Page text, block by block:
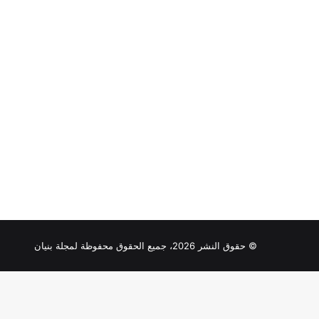
© حقوق النشر 2026، جميع الحقوق محفوظة لمجلة بنيان